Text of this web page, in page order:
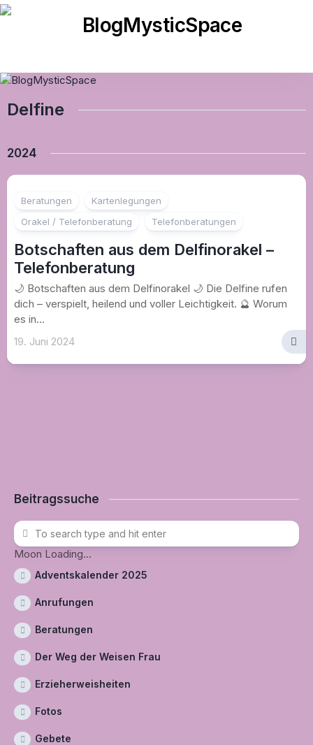
Skip
Delfine
2024
Beratungen
Kartenlegungen
Orakel / Telefonberatung
Telefonberatungen
Botschaften aus dem Delfinorakel –
Telefonberatung
🌙 Botschaften aus dem Delfinorakel 🌙 Die Delfine rufen
dich – verspielt, heilend und voller Leichtigkeit. 🔮 Worum
es in...
19. Juni 2024
Beitragssuche
Moon Loading...
Adventskalender 2025
Anrufungen
Beratungen
Der Weg der Weisen Frau
Erzieherweisheiten
Fotos
Gebete